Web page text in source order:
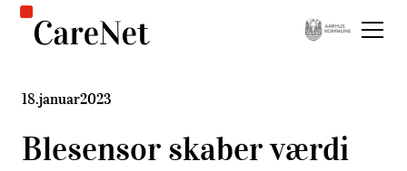
18.januar2023
Blesensor skaber værdi